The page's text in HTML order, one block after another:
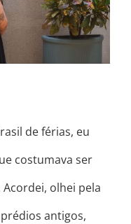
de férias, eu
costumava ser
olhei pela
antigos,